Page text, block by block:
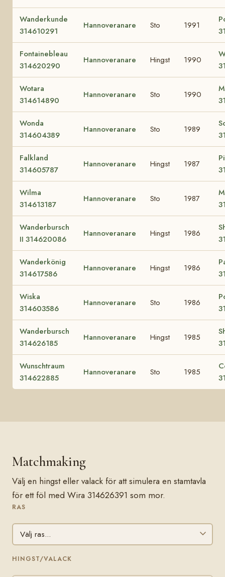
Wanderkunde
314610291
Hannoveranare Sto 1991
Fontainebleau
314620290
Hannoveranare Hingst 1990
Wotara
314614890
Hannoveranare Sto 1990
Wonda
314604389
Hannoveranare Sto 1989
Falkland
314605787
Hannoveranare Hingst 1987
Wilma
314613187
Hannoveranare Sto 1987
Wanderbursch
II 314620086
Hannoveranare Hingst 1986
Wanderkönig
314617586
Hannoveranare Hingst 1986
Wiska
314603586
Hannoveranare Sto 1986
Wanderbursch
314626185
Hannoveranare Hingst 1985
Wunschtraum
314622885
Hannoveranare Sto 1985
Matchmaking
Välj en hingst eller valack för att simulera en stamtavla
för ett föl med Wira 314626391 som mor.
RAS
HINGST/VALACK